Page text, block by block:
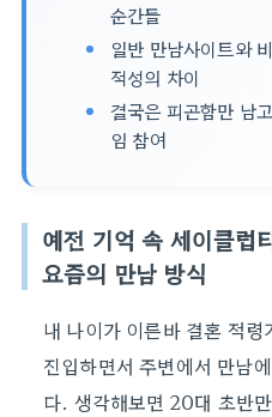
순간들
일반 만남사이트와
적성의 차이
결국은 피곤함만 남
임 참여
예전 기억 속 세이클럽
요즘의 만남 방식
내 나이가 이른바 결혼 적
진입하면서 주변에서 만남
다. 생각해보면 20대 초반